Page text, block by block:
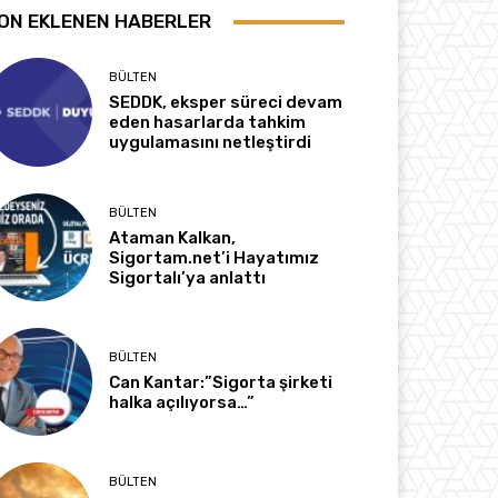
EKLENEN HABERLER
BÜLTEN
SEDDK, eksper süreci devam
eden hasarlarda tahkim
uygulamasını netleştirdi
BÜLTEN
Ataman Kalkan,
Sigortam.net’i Hayatımız
Sigortalı’ya anlattı
BÜLTEN
Can Kantar:”Sigorta şirketi
halka açılıyorsa…”
BÜLTEN